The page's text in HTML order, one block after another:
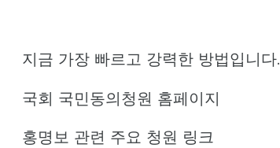
지금 가장 빠르고 강력한 방법입니다.
국회 국민동의청원 홈페이지
홍명보 관련 주요 청원 링크